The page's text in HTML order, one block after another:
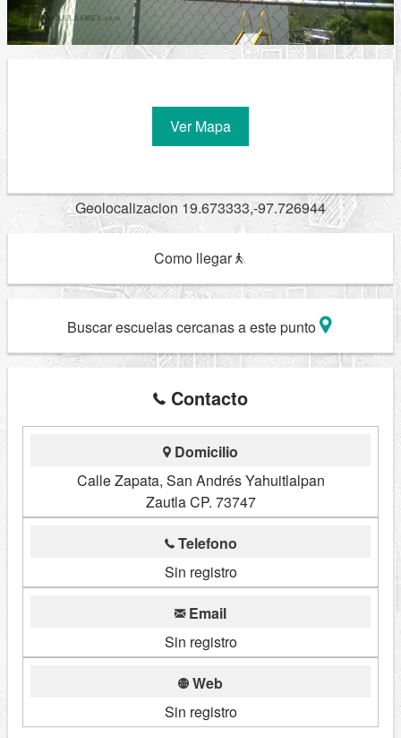
Ver Mapa
Geolocalizacion 19.673333,-97.726944
Como llegar
Buscar escuelas cercanas a este punto
Contacto
Domicilio
Calle Zapata, San Andrés Yahuitlalpan
Zautla CP. 73747
Telefono
Sin registro
Email
Sin registro
Web
Sin registro